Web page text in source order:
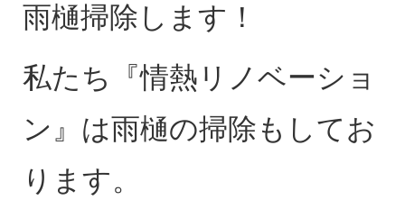
雨樋掃除します！
私たち『情熱リノベーショ
ン』は雨樋の掃除もしてお
ります。